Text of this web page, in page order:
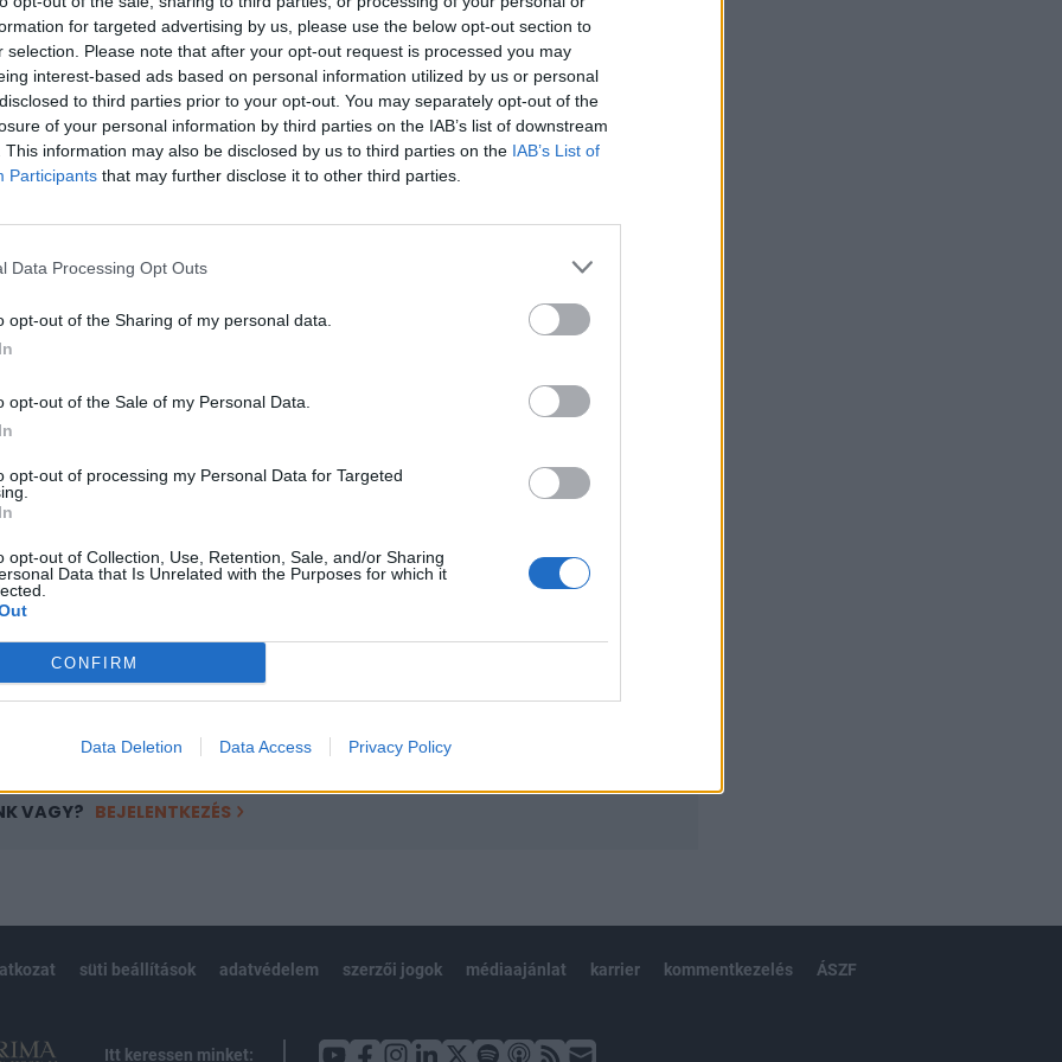
for targeted advertising by us, please use the below opt-out section to
selection. Please note that after your opt-out request is processed you may
interest-based ads based on personal information utilized by us or personal
to third parties prior to your opt-out. You may separately opt-out of the
of your personal information by third parties on the IAB’s list of downstream
This information may also be disclosed by us to third parties on the IAB’s List of
Participants that may further disclose it to other third parties.
Data Processing Opt Outs
opt-out of the Sharing of my personal data.
opt-out of the Sale of my Personal Data.
opt-out of processing my Personal Data for Targeted
opt-out of Collection, Use, Retention, Sale, and/or Sharing
Data that Is Unrelated with the Purposes for which it
CONFIRM
Data Deletion Data Access Privacy Policy
lát a kibontakozó közjogi konfliktusban Török Gábor. A politikai
Tamás köztársasági elnök most olyan aktív szerepet vállal, amely
oldalán elemezte a kialakuló közjogi helyzetet Sulyok Tamás és Magyar Péter
szerint a köztársasági elnök most olyan aktív szerepet vállal, amely jelentősen
lépése óta láthatott tőle a nyilvánosság. Azt írta, hogy aki csak az elmúlt hetek
portfolio.hu hírarchívumához tartozik, melynek olvasása előfizetéses
tartalmazza:
cikkarchívum
elmúlt 2 év napon belüli
VAGY? BEJELENTKEZÉS
süti beállítások adatvédelem szerzői jogok médiaajánlat karrier kommentkezelés ÁSZF
Itt keressen minket: